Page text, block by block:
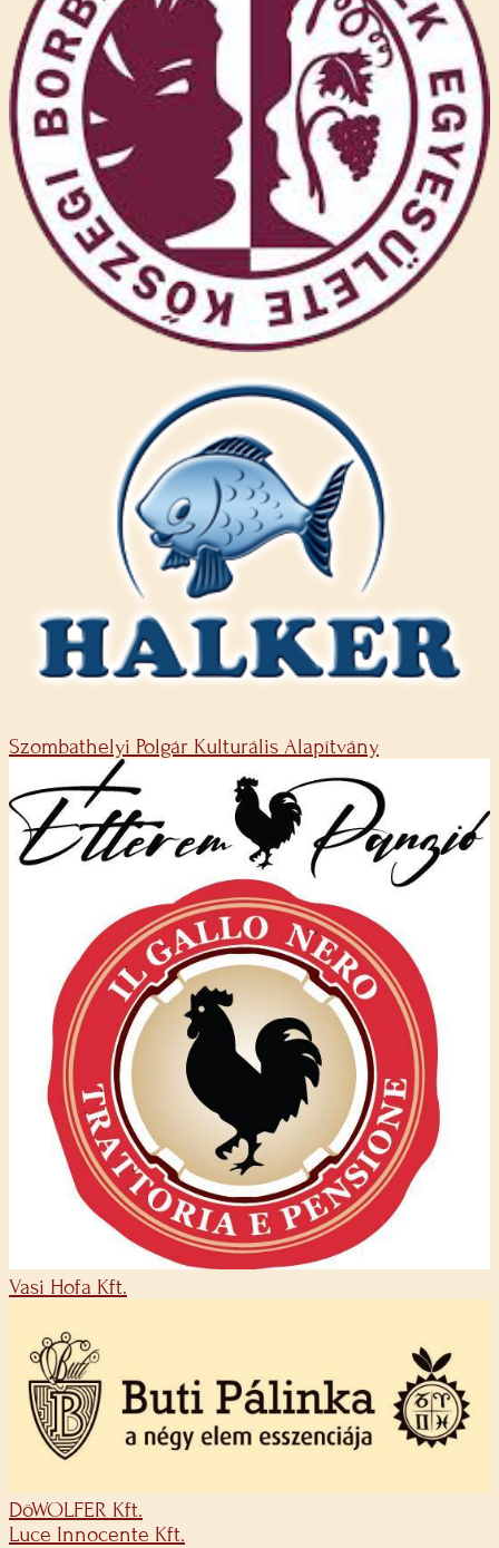
Szombathelyi Polgár Kulturális Alapítvány
Vasi Hofa Kft.
DöWOLFER Kft.
Luce Innocente Kft.